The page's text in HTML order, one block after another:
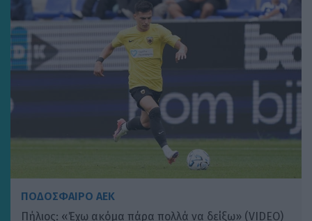
ΠΟΔΟΣΦΑΙΡΟ ΑΕΚ
Πήλιος: «Έχω ακόμα πάρα πολλά να δείξω» (VIDEO)